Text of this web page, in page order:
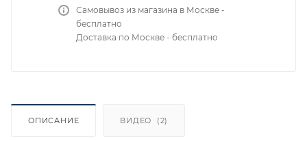
Самовывоз из магазина в Москве -
бесплатно
Доставка по Москве - бесплатно
ОПИСАНИЕ ВИДЕО (2)